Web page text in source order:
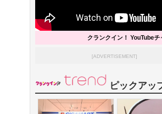
クランクイン！ YouTubeチ
[ADVERTISEMENT]
ピックアッ